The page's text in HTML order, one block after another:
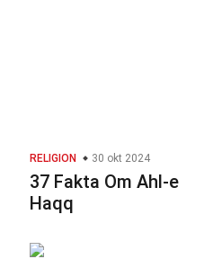
RELIGION 30 okt 2024
37 Fakta Om Ahl-e
Haqq